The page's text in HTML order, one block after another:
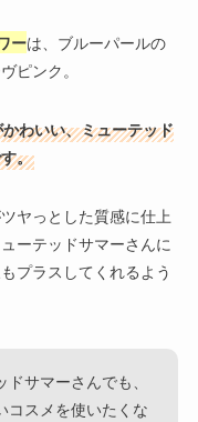
ーは、ブルーパールの
ピンク。
わいい、ミューテッド
。
ヤっとした質感に仕上
ーテッドサマーさんに
プラスしてくれるよう
サマーさんでも、
コスメを使いたくな